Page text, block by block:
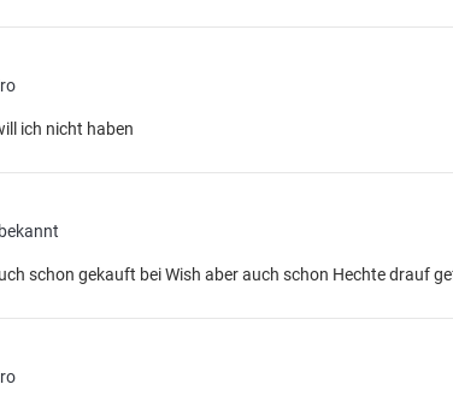
ich nicht haben
schon gekauft bei Wish aber auch schon Hechte drauf